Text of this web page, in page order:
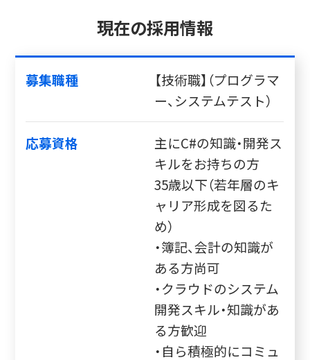
現在の採用情報
募集職種
【技術職】（プログラマ
ー、システムテスト）
応募資格
主にC#の知識・開発ス
キルをお持ちの方
35歳以下（若年層のキ
ャリア形成を図るた
め）
・簿記、会計の知識が
ある方尚可
・クラウドのシステム
開発スキル・知識があ
る方歓迎
・自ら積極的にコミュ